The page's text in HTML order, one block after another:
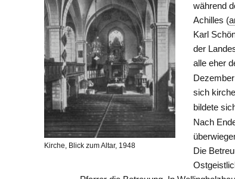
Kirche, Blick zum Altar, 1948
während
Achilles (
Karl
der
alle eher
sich
bildete
Nach
Die